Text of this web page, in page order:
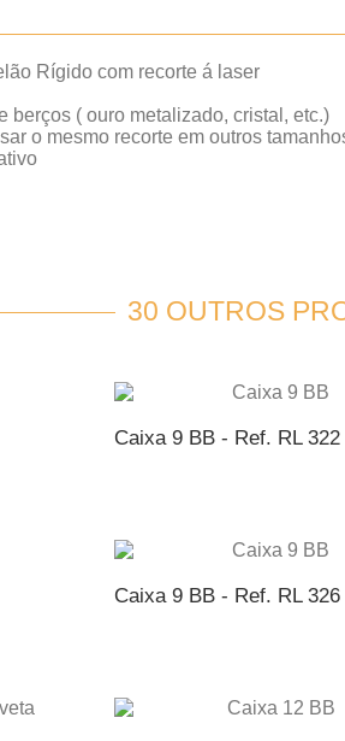
Rígido com recorte á laser
berços ( ouro metalizado, cristal, etc.)
o mesmo recorte em outros
30 OUTROS
Caixa 9 BB - Ref. RL 322
Caixa 9 BB - Ref. RL 326